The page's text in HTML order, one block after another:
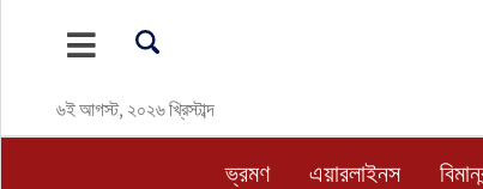
৬ই আগস্ট, ২০২৬ খ্রিস্টাব্দ
এয়ারলাইনস
ভ্রমণ এয়ারলাইনস